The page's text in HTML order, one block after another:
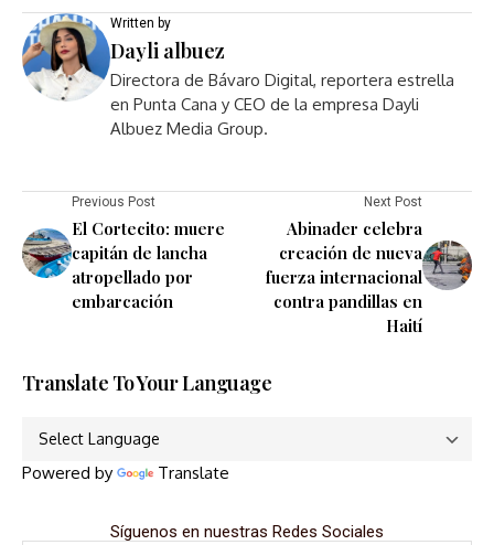
Written by
Dayli albuez
Directora de Bávaro Digital, reportera estrella
en Punta Cana y CEO de la empresa Dayli
Albuez Media Group.
Previous Post
El Cortecito: muere
capitán de lancha
atropellado por
embarcación
Next Post
Abinader celebra
creación de nueva
fuerza internacional
contra pandillas en
Haití
Translate To Your Language
Powered by Translate
Síguenos en nuestras Redes Sociales